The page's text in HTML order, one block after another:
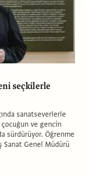
seçkilerle
sanatseverlerle
ve gencin
sürdürüyor. Öğrenme
Sanat Genel Müdürü